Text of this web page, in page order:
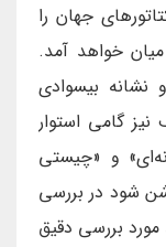
جهان را
خواهد آمد.
نشانه بیسوادی
گامی استوار
و «چیستی
شود در بررسی
مورد بررسی دقیق